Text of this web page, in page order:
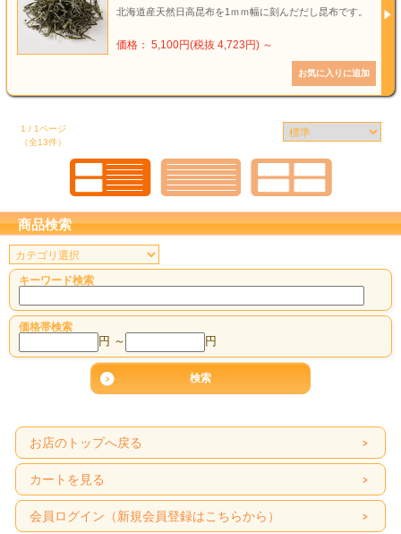
北海道産天然日高昆布を1ｍｍ幅に刻んだだし昆布です。
価格： 5,100円(税抜 4,723円) ～
1 / 1ページ
（全13件）
商品検索
キーワード検索
価格帯検索
円 ～ 円
お店のトップへ戻る
カートを見る
会員ログイン（新規会員登録はこちらから）